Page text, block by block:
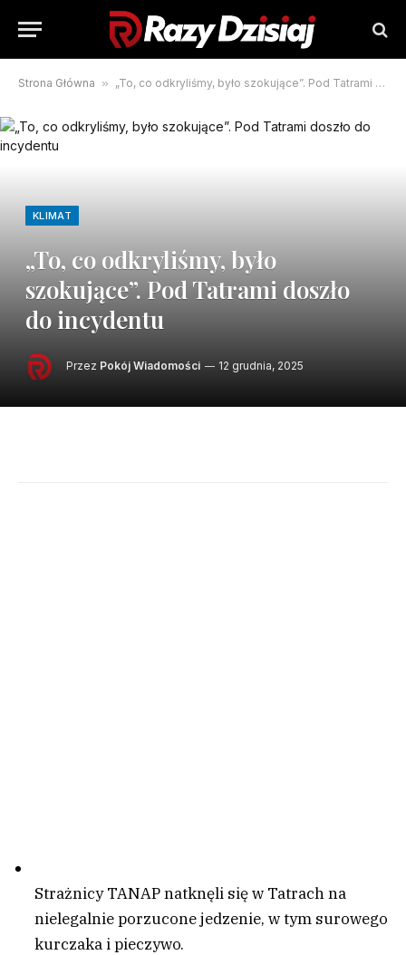
Strona Główna » „To, co odkryliśmy, było szokujące”. Pod Tatrami doszło do incydentu
KLIMAT
„To, co odkryliśmy, było
szokujące”. Pod Tatrami doszło
do incydentu
Przez Pokój Wiadomości 12 grudnia, 2025
Strażnicy TANAP natknęli się w Tatrach na
nielegalnie porzucone jedzenie, w tym surowego
kurczaka i pieczywo.